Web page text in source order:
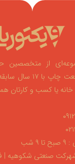
از متخصصین
دکوراسیون و صنعت
خانه یا کسب و کارتان
صنعتی شکوهیه |